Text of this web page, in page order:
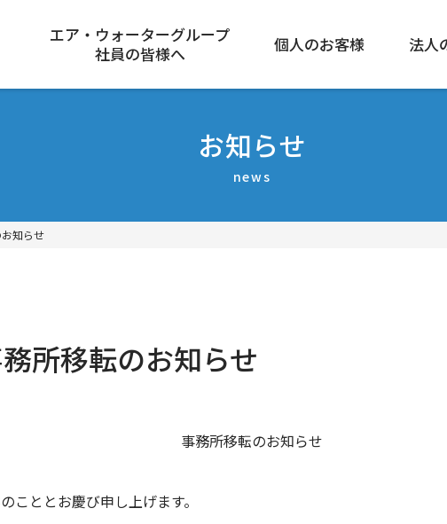
エア・ウォーターグループ
社員の皆様へ
個人のお客様 法人
お知らせ
news
知らせ
所移転のお知らせ
事務所移転のお知らせ
ととお慶び申し上げます。